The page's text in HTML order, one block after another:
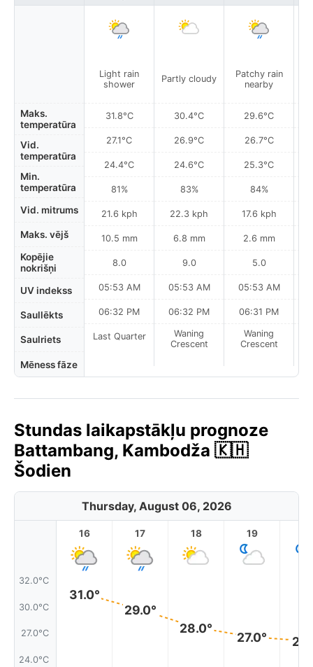
Maks.
temperatūra
Vid.
temperatūra
Min.
temperatūra
Vid. mitrums
Maks. vējš
Kopējie
nokrišņi
UV indekss
Saullēkts
Saulriets
Mēness fāze
Light rain
shower
31.8°C
27.1°C
24.4°C
81%
21.6 kph
10.5 mm
8.0
05:53 AM
06:32 PM
Last Quarter
Partly cloudy
30.4°C
26.9°C
24.6°C
83%
22.3 kph
6.8 mm
9.0
05:53 AM
06:32 PM
Waning
Crescent
Patchy rain
nearby
29.6°C
26.7°C
25.3°C
84%
17.6 kph
2.6 mm
5.0
05:53 AM
06:31 PM
Waning
Crescent
Stundas laikapstākļu prognoze
Battambang, Kambodža 🇰🇭
Šodien
Thursday, August 06, 2026
32.0°C
30.0°C
27.0°C
24.0°C
16
31.0°
17
29.0°
18
28.0°
19
27.0°